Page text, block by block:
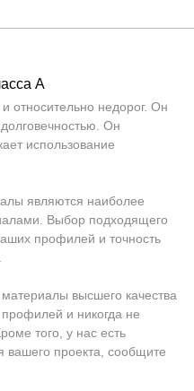
А
относительно недорог. Он
Он
использование
являются наиболее
Выбор подходящего
профилей и точность
высшего качества
и никогда не
того, у нас есть
проекта, сообщите